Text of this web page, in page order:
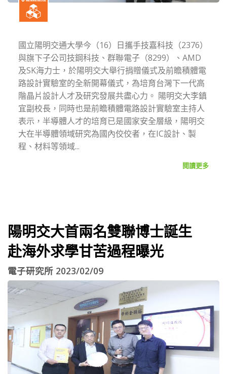
國立陽明交通大學今（16）日攜手技嘉科技（2376）
與旗下子公司技鋼科技、群聯電子（8299）、AMD
及SK海力士，於陽明交大舉行捐贈儀式及前瞻積體電
路設計實驗室的全新開幕儀式，為培育台灣下一代高
階晶片設計人才及研究發展共盡心力。 陽明交大李鎮
宜副校長，同時也是前瞻積體電路設計實驗室主持人
表示，半導體人才的培育已是國家安全層級，陽明交
大在半導體領域研究為國內佼佼者，在IC設計、製
程、材料等領域...
閱讀更多
陽明交大首兩名雙聯博士誕生
赴海外求學甘苦過程曝光
電子研究所 2023/02/09